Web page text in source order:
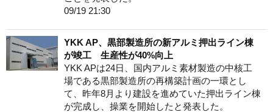
09/19 21:30
YKK AP、黒部製造所の新アルミ押出ライン棟
が竣工 生産性が40%向上
YKK APは24日、国内アルミ素材製造の中核工
場である黒部製造所の再構築計画の一環とし
て、昨年8月より建設を進めていた押出ライン棟
が完成し、操業を開始したと発表した。